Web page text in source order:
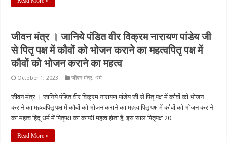
जीवन मंत्र । जानिये पंडित वीर विक्रम नारायण पांडेय जी
से पितृ पक्ष में कौवों को भोजन कराने का महत्वपितृ पक्ष में
कौवों को भोजन कराने का महत्व
October 1, 2023 जीवन मंत्र,धर्म
जीवन मंत्र । जानिये पंडित वीर विक्रम नारायण पांडेय जी से पितृ पक्ष में कौवों को भोजन
कराने का महत्वपितृ पक्ष में कौवों को भोजन कराने का महत्व पितृ पक्ष में कौवों को भोजन कराने
का महत्व हिंदू धर्म में पितृपक्ष का काफी महत्व होता है, इस साल पितृपक्ष 20 …
Read More »